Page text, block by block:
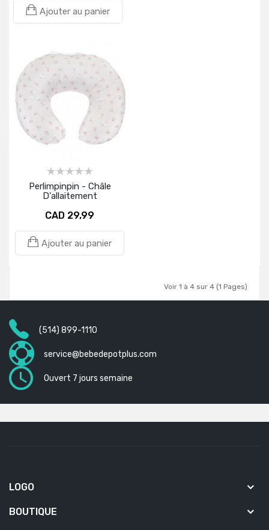
Ajouter au panier
Perlimpinpin - Châle
D'allaitement
CAD 29,99
Ajouter au panier
Voir 1 à 4 sur 4 (1 Pages)
(514) 899-1110
service@bebedepotplus.com
Ouvert 7 jours semaine
LOGO
BOUTIQUE